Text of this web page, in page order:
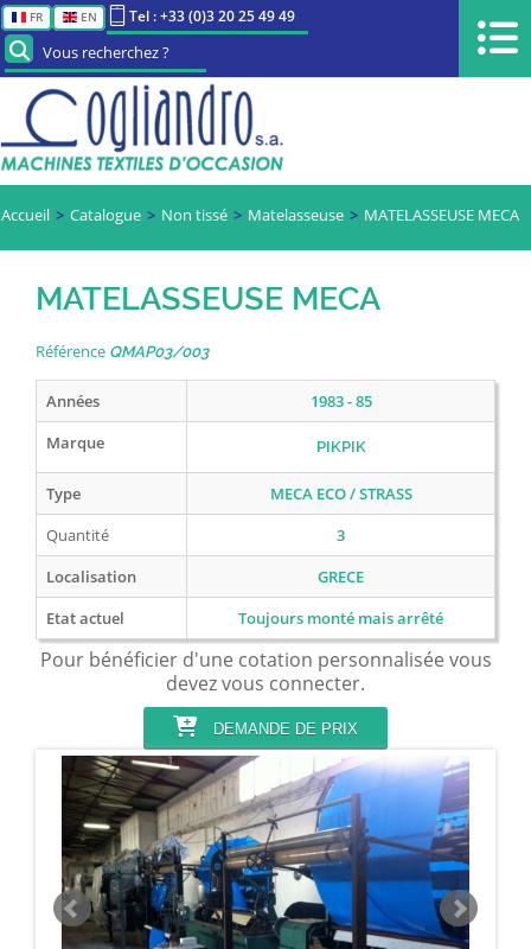
FR EN Tel : +33 (0)3 20 25 49 49
Vous recherchez ?
Accueil Catalogue Non tissé Matelasseuse MATELASSEUSE MECA
MATELASSEUSE MECA
Référence QMAP03/003
Années
1983 - 85
Marque
PIKPIK
Type
MECA ECO / STRASS
Quantité
3
Localisation
GRECE
Etat actuel
Toujours monté mais arrêté
Pour bénéficier d'une cotation personnalisée vous
devez vous connecter.
DEMANDE DE PRIX